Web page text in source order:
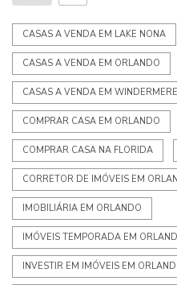
CASAS A VENDA EM LAKE NONA
CASAS A VENDA EM ORLANDO
CASAS A VENDA EM WINDERMERE
COMPRAR CASA EM ORLANDO
COMPRAR CASA NA FLORIDA
CORRETOR DE IMÓVEIS EM
IMOBILIÁRIA EM ORLANDO
IMÓVEIS TEMPORADA EM
INVESTIR EM IMÓVEIS EM